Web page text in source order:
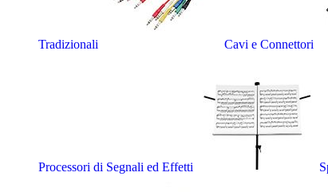
Tradizionali Cavi e Connettori
Processori di Segnali ed Effetti